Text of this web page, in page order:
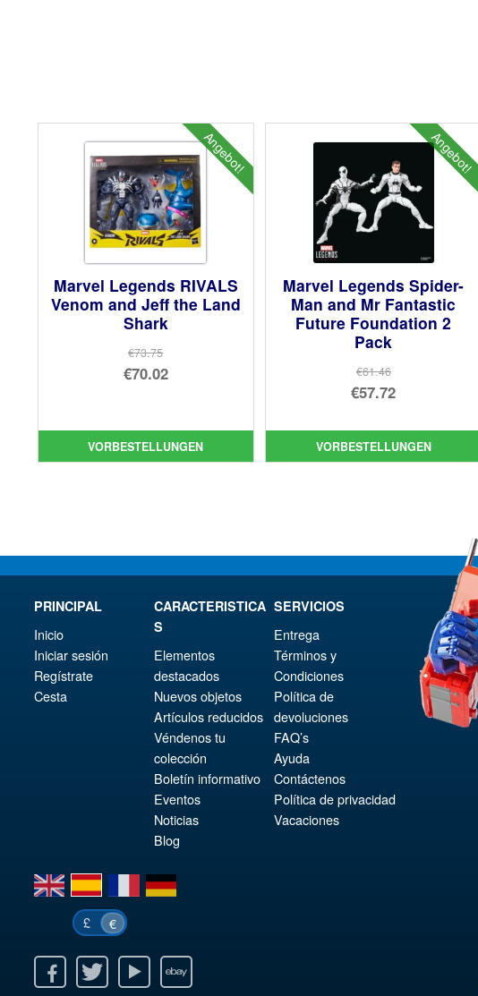
Angebot!
Marvel Legends RIVALS
Venom and Jeff the Land
Shark
€73.75
Ursprünglicher
€73.75
€70.02
ist:
€70.02.
VORBESTELLUNGEN
Angebot!
Marvel Legends Spider-
Man and Mr Fantastic
Future Foundation 2
Pack
€61.46
Ursprünglicher
war:
€61.46
€57.72
Preis
ist:
VORBESTELLUNGEN
PRINCIPAL
Inicio
Iniciar sesión
Regístrate
Cesta
CARACTERISTICA
S
Elementos
destacados
Nuevos objetos
Artículos reducidos
Véndenos tu
colección
Boletín informativo
Eventos
Noticias
Blog
SERVICIOS
Entrega
Términos y
Condiciones
Política de
devoluciones
FAQ’s
Ayuda
Contáctenos
Política de privacidad
Vacaciones
en es fr de
£ €
Youtube Ebay